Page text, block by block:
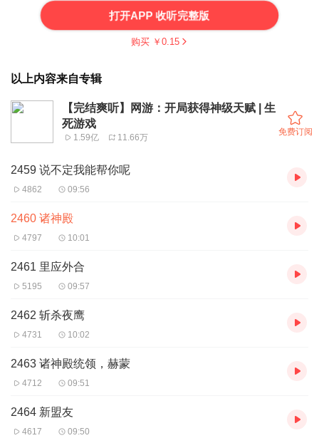
打开APP 收听完整版
购买 ￥ 0.15
以上内容来自专辑
【完结爽听】网游：开局获得神级天赋 | 生
死游戏
1.59亿 11.66万
免费订阅
2459 说不定我能帮你呢
4862 09:56
2460 诸神殿
4797 10:01
2461 里应外合
5195 09:57
2462 斩杀夜鹰
4731 10:02
2463 诸神殿统领，赫蒙
4712 09:51
2464 新盟友
4617 09:50